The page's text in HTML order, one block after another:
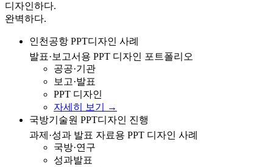
디자인하다.
완벽하다.
인천공항 발표 및 보고서용 PPT 디자인 사례 포트폴리오
인천공항 PPT디자인 사례
발표·보고서용 PPT 디자인 포트폴리오
공공·기관
보고·발표
PPT 디자인
자세히 보기 →
국방기술원 과제/성과 발표 자료를 위한 PPT 디자인 진
행 사례
국방기술원 PPT디자인 진행
과제·성과 발표 자료용 PPT 디자인 사례
국방·연구
성과발표